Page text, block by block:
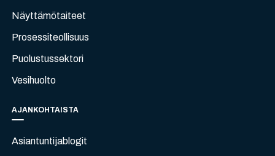
Näyttämötaiteet
Prosessiteollisuus
Puolustussektori
Vesihuolto
AJANKOHTAISTA
Asiantuntijablogit